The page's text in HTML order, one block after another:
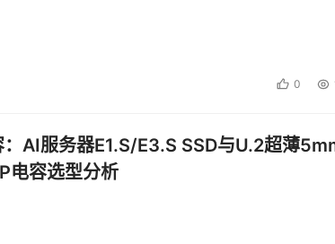
0
AI服务器E1.S/E3.S SSD与U.2超薄
电容选型分析